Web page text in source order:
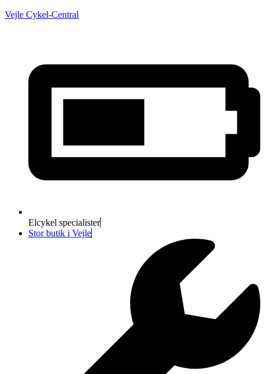
Vejle Cykel-Central
Elcykel specialister
Stor butik i Vejle